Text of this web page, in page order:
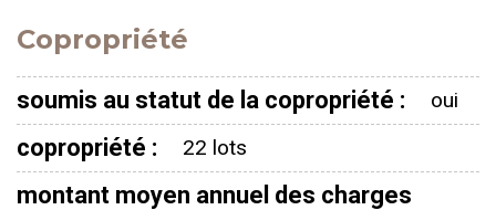
Copropriété
soumis au statut de la copropriété : oui
copropriété : 22 lots
montant moyen annuel des charges